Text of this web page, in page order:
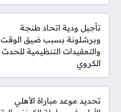
تأجيل ودية اتحاد طنجة
وبرشلونة بسبب ضيق الوقت
والتعقيدات التنظيمية للحدث
الكروي
تحديد موعد مباراة الأهلي